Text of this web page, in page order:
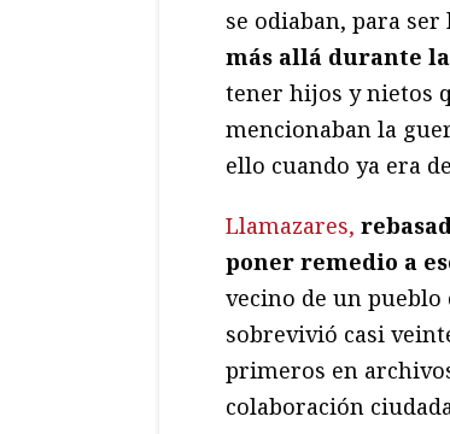
se odiaban, para
más allá durante
tener hijos y nietos
mencionaban la
ello cuando ya era
Llamazares,
poner remedio a
vecino de un pueblo
sobrevivió casi
primeros en
colaboración